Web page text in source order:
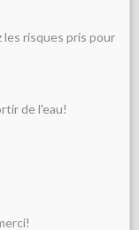
les risques pris pour
de l'eau!